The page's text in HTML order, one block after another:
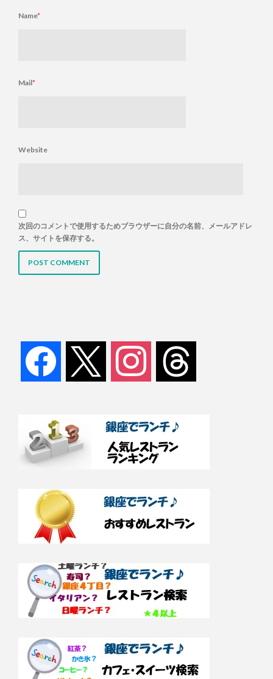
Name*
Mail*
Website
次回のコメントで使用するためブラウザーに自分の名前、メールアドレ
ス、サイトを保存する。
facebook instagram threads